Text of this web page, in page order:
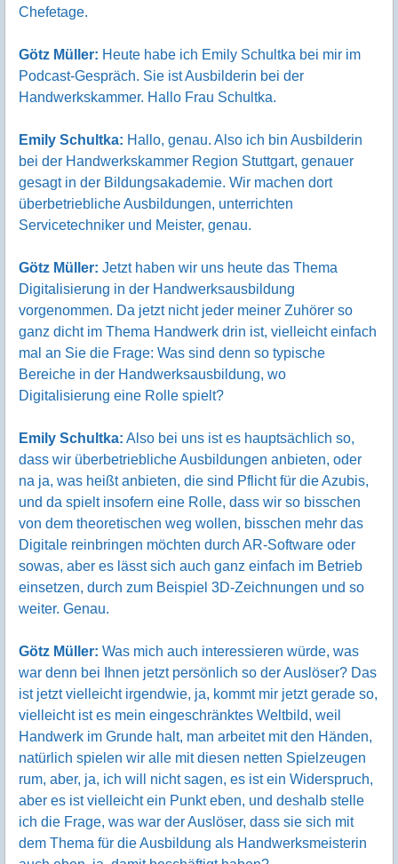
Chefetage.
Götz Müller: Heute habe ich Emily Schultka bei mir im
Podcast-Gespräch. Sie ist Ausbilderin bei der
Handwerkskammer. Hallo Frau Schultka.
Emily Schultka: Hallo, genau. Also ich bin Ausbilderin
bei der Handwerkskammer Region Stuttgart, genauer
gesagt in der Bildungsakademie. Wir machen dort
überbetriebliche Ausbildungen, unterrichten
Servicetechniker und Meister, genau.
Götz Müller: Jetzt haben wir uns heute das Thema
Digitalisierung in der Handwerksausbildung
vorgenommen. Da jetzt nicht jeder meiner Zuhörer so
ganz dicht im Thema Handwerk drin ist, vielleicht einfach
mal an Sie die Frage: Was sind denn so typische
Bereiche in der Handwerksausbildung, wo
Digitalisierung eine Rolle spielt?
Emily Schultka: Also bei uns ist es hauptsächlich so,
dass wir überbetriebliche Ausbildungen anbieten, oder
na ja, was heißt anbieten, die sind Pflicht für die Azubis,
und da spielt insofern eine Rolle, dass wir so bisschen
von dem theoretischen weg wollen, bisschen mehr das
Digitale reinbringen möchten durch AR-Software oder
sowas, aber es lässt sich auch ganz einfach im Betrieb
einsetzen, durch zum Beispiel 3D-Zeichnungen und so
weiter. Genau.
Götz Müller: Was mich auch interessieren würde, was
war denn bei Ihnen jetzt persönlich so der Auslöser? Das
ist jetzt vielleicht irgendwie, ja, kommt mir jetzt gerade so,
vielleicht ist es mein eingeschränktes Weltbild, weil
Handwerk im Grunde halt, man arbeitet mit den Händen,
natürlich spielen wir alle mit diesen netten Spielzeugen
rum, aber, ja, ich will nicht sagen, es ist ein Widerspruch,
aber es ist vielleicht ein Punkt eben, und deshalb stelle
ich die Frage, was war der Auslöser, dass sie sich mit
dem Thema für die Ausbildung als Handwerksmeisterin